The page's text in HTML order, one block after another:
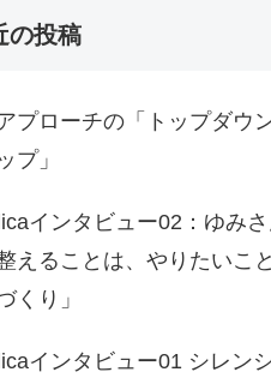
の投稿
プローチの「トップダウ
プ」
インタビュー02：ゆみ
えることは、やりたいこ
くり」
インタビュー01 シレン